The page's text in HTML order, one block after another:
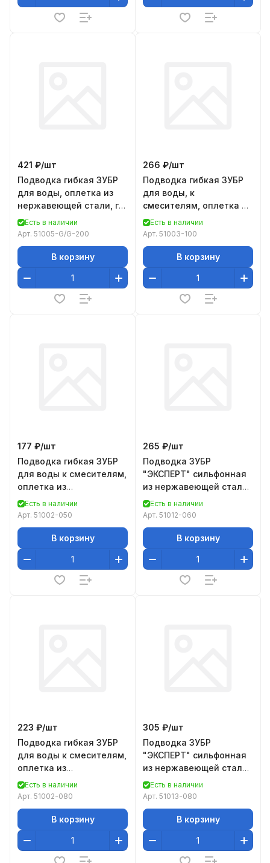
421 ₽/шт
Подводка гибкая ЗУБР
для воды, оплетка из
нержавеющей стали, г/г
1/2" - 2м
Есть в наличии
Арт. 51005-G/G-200
В корзину
266 ₽/шт
Подводка гибкая ЗУБР
для воды, к
смесителям, оплетка из
нержавеющей стали,
удлиненная, г/ш 1м
Есть в наличии
Арт. 51003-100
В корзину
177 ₽/шт
Подводка гибкая ЗУБР
для воды к смесителям,
оплетка из
нержавеющей стали,
укороченная, г/ш 1/2" -
Есть в наличии
Арт. 51002-050
В корзину
265 ₽/шт
Подводка ЗУБР
"ЭКСПЕРТ" сильфонная
из нержавеющей стали,
для смесителя,
укороченная, г/ш
Есть в наличии
Арт. 51012-060
В корзину
223 ₽/шт
Подводка гибкая ЗУБР
для воды к смесителям,
оплетка из
нержавеющей стали,
укороченная, г/ш 1/2" -
Есть в наличии
Арт. 51002-080
В корзину
305 ₽/шт
Подводка ЗУБР
"ЭКСПЕРТ" сильфонная
из нержавеющей стали,
для смесителя,
удлиненная, г/ш (гайка-
Есть в наличии
Арт. 51013-080
В корзину